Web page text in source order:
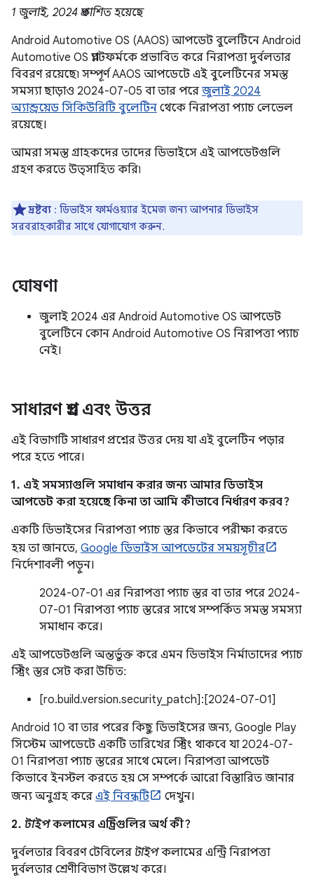
1 জুলাই, 2024 প্রকাশিত হয়েছে
Android Automotive OS (AAOS) আপডেট বুলেটিনে Android
Automotive OS প্ল্যাটফর্মকে প্রভাবিত করে নিরাপত্তা দুর্বলতার
বিবরণ রয়েছে৷ সম্পূর্ণ AAOS আপডেটে এই বুলেটিনের সমস্ত
সমস্যা ছাড়াও 2024-07-05 বা তার পরে জুলাই 2024
অ্যান্ড্রয়েড সিকিউরিটি বুলেটিন থেকে নিরাপত্তা প্যাচ লেভেল
রয়েছে।
আমরা সমস্ত গ্রাহকদের তাদের ডিভাইসে এই আপডেটগুলি
গ্রহণ করতে উত্সাহিত করি৷
দ্রষ্টব্য : ডিভাইস ফার্মওয়্যার ইমেজ জন্য আপনার ডিভাইস
সরবরাহকারীর সাথে যোগাযোগ করুন.
ঘোষণা
জুলাই 2024 এর Android Automotive OS আপডেট
বুলেটিনে কোন Android Automotive OS নিরাপত্তা প্যাচ
নেই।
সাধারণ প্রশ্ন এবং উত্তর
এই বিভাগটি সাধারণ প্রশ্নের উত্তর দেয় যা এই বুলেটিন পড়ার
পরে হতে পারে।
1. এই সমস্যাগুলি সমাধান করার জন্য আমার ডিভাইস
আপডেট করা হয়েছে কিনা তা আমি কীভাবে নির্ধারণ করব?
একটি ডিভাইসের নিরাপত্তা প্যাচ স্তর কিভাবে পরীক্ষা করতে
হয় তা জানতে, Google ডিভাইস আপডেটের সময়সূচীর
নির্দেশাবলী পড়ুন।
2024-07-01 এর নিরাপত্তা প্যাচ স্তর বা তার পরে 2024-
07-01 নিরাপত্তা প্যাচ স্তরের সাথে সম্পর্কিত সমস্ত সমস্যা
সমাধান করে।
এই আপডেটগুলি অন্তর্ভুক্ত করে এমন ডিভাইস নির্মাতাদের প্যাচ
স্ট্রিং স্তর সেট করা উচিত:
[ro.build.version.security_patch]:[2024-07-01]
Android 10 বা তার পরের কিছু ডিভাইসের জন্য, Google Play
সিস্টেম আপডেটে একটি তারিখের স্ট্রিং থাকবে যা 2024-07-
01 নিরাপত্তা প্যাচ স্তরের সাথে মেলে। নিরাপত্তা আপডেট
কিভাবে ইনস্টল করতে হয় সে সম্পর্কে আরো বিস্তারিত জানার
জন্য অনুগ্রহ করে এই নিবন্ধটি
দেখুন।
2. টাইপকলামের এন্ট্রিগুলির অর্থ কী?
দুর্বলতার বিবরণ টেবিলের টাইপকলামের এন্ট্রি নিরাপত্তা
দুর্বলতার শ্রেণীবিভাগ উল্লেখ করে।